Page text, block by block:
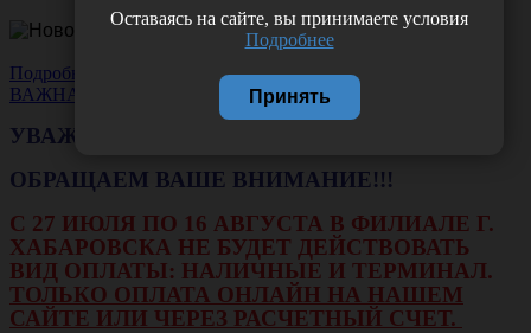
Подробнее
ВАЖНАЯ НОВОСТЬ
УВАЖАЕМЫЕ КЛИЕНТЫ!
ОБРАЩАЕМ ВАШЕ ВНИМАНИЕ!!!
С 27 ИЮЛЯ ПО 16 АВГУСТА В ФИЛИАЛЕ Г.
ХАБАРОВСКА НЕ БУДЕТ ДЕЙСТВОВАТЬ
ВИД ОПЛАТЫ: НАЛИЧНЫЕ И ТЕРМИНАЛ.
ТОЛЬКО ОПЛАТА ОНЛАЙН НА НАШЕМ
САЙТЕ ИЛИ ЧЕРЕЗ РАСЧЕТНЫЙ СЧЕТ.
Оставаясь на сайте, вы принимаете условия
Подробнее
Принять